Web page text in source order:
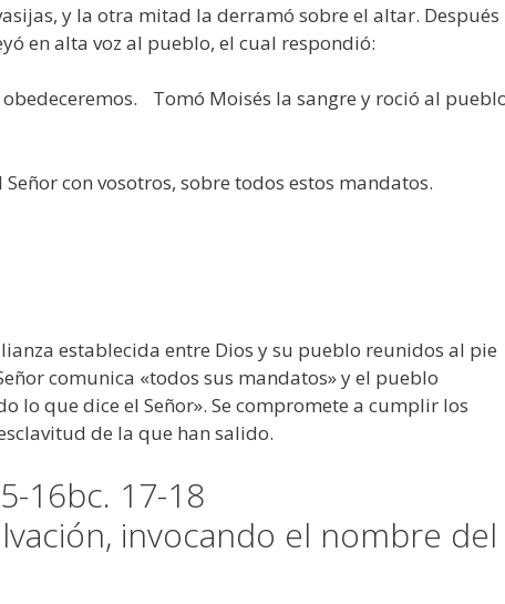
y la otra mitad la derramó sobre el altar. Después
en alta voz al pueblo, el cual respondió:
Tomó Moisés la sangre y roció al
con vosotros, sobre todos estos mandatos.
establecida entre Dios y su pueblo reunidos al pie
comunica «todos sus mandatos» y el pueblo
lo que dice el Señor». Se compromete a cumplir los
de la que han salido.
16bc. 17-18
invocando el nombre del